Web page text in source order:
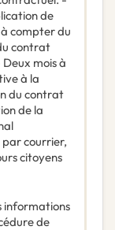
de
compter du
contrat
mois à
à la
du contrat
de la
courrier,
citoyens
informations
de